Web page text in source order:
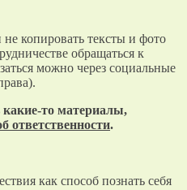
копировать тексты и фото
обращаться к
можно через социальные
то материалы,
ответственности.
как способ познать себя